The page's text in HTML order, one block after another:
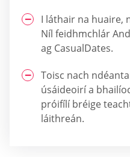
I láthair na huaire,
Níl feidhmchlár
ag СasualDates.
Toisc nach
úsáideoirí a
próifílí bréige
láithreán.